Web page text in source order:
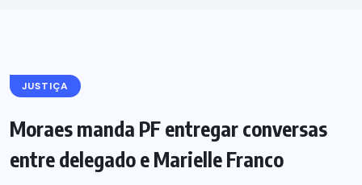
JUSTIÇA
Moraes manda PF entregar conversas
entre delegado e Marielle Franco